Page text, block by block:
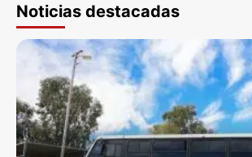
Noticias destacadas